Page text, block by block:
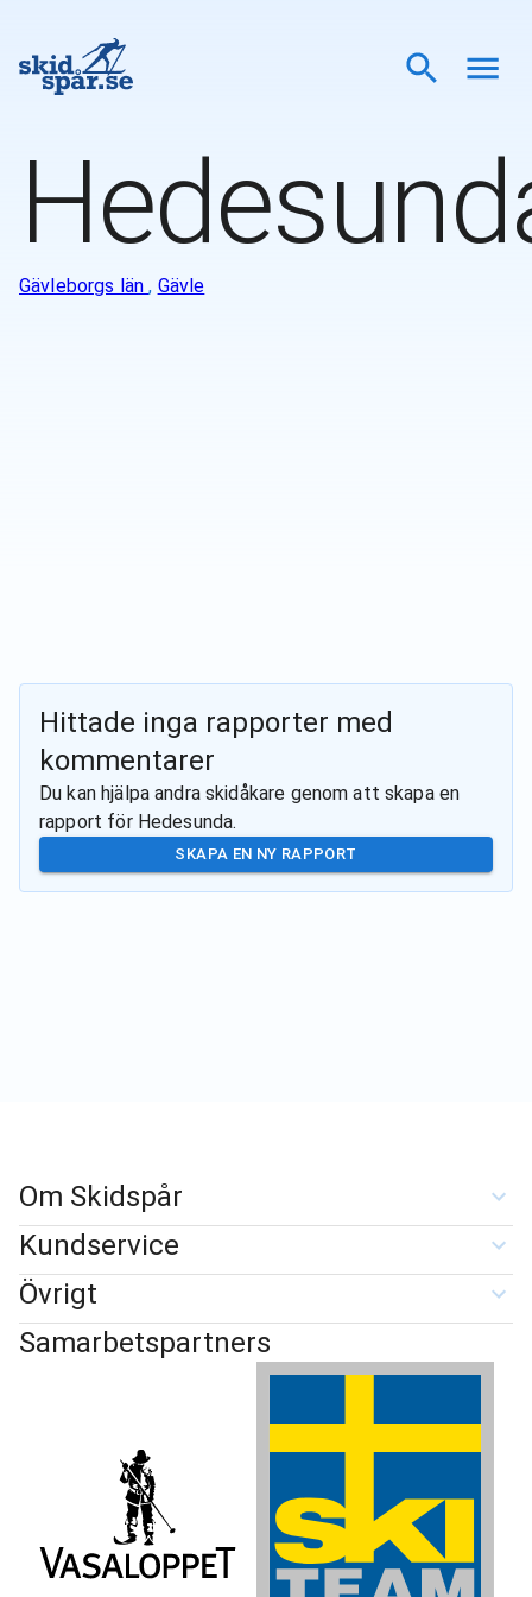
Gävleborgs län, Gävle
Hittade inga rapporter med
kommentarer
Du kan hjälpa andra skidåkare genom att skapa en
rapport för Hedesunda.
SKAPA EN NY RAPPORT
Om Skidspår
Kundservice
Övrigt
Samarbetspartners